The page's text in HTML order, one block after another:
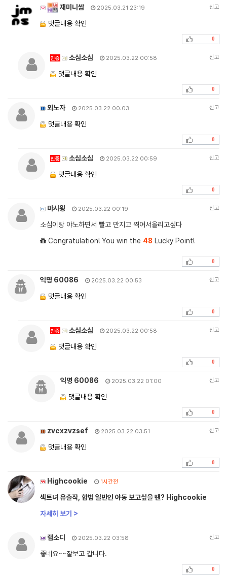
재미니쌈 2025.03.21 23:19 신고
댓글내용 확인
0
인증 소심소심 2025.03.22 00:58 신고
댓글내용 확인
0
외노자 2025.03.22 00:03 신고
댓글내용 확인
0
인증 소심소심 2025.03.22 00:59 신고
댓글내용 확인
0
마시읭 2025.03.22 00:19 신고
소심이랑 야노하면서 빨고 만지고 찍어서올리고싶다
Congratulation! You win the 48 Lucky Point!
0
익명 60086 2025.03.22 00:53 신고
댓글내용 확인
0
인증 소심소심 2025.03.22 00:58 신고
댓글내용 확인
0
익명 60086 2025.03.22 01:00 신고
댓글내용 확인
0
zvcxzvzsef 2025.03.22 03:51 신고
댓글내용 확인
0
Highcookie 1시간전
섹트녀 유출작, 합법 일반인 야동 보고싶을 땐? Highcookie
자세히 보기 >
랩소디 2025.03.22 03:58 신고
좋네요~~잘보고 갑니다.
0